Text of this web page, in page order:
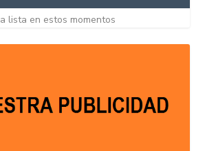
lista en estos momentos